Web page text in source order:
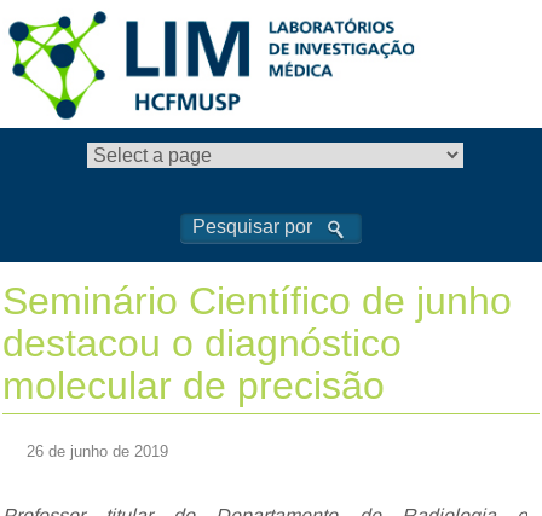
Seminário Científico de junho
destacou o diagnóstico
molecular de precisão
26 de junho de 2019